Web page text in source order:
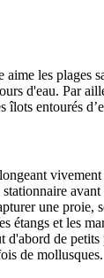
aime les plages
d'eau. Par
îlots entourés
vivement
avant
une proie,
étangs et les
d'abord de petits
de mollusques.